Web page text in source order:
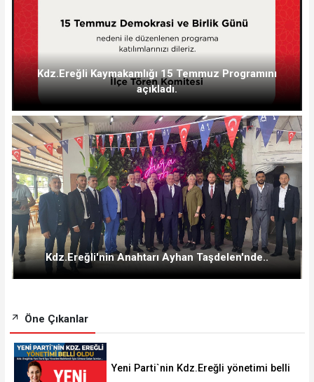
Kdz.Ereğli Kaymakamlığı 15 Temmuz Programını
açıkladı.
Kdz.Ereğli'nin Anahtarı Ayhan Taşdelen'nde..
Öne Çıkanlar
Yeni Parti`nin Kdz.Ereğli yönetimi belli